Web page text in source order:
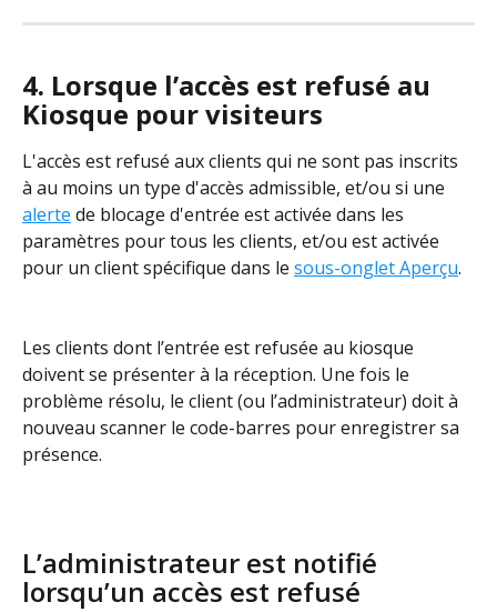
4. Lorsque l’accès est refusé au
Kiosque pour visiteurs
L'accès est refusé aux clients qui ne sont pas inscrits
à au moins un type d'accès admissible, et/ou si une
alerte de blocage d'entrée est activée dans les
paramètres pour tous les clients, et/ou est activée
pour un client spécifique dans le sous-onglet Aperçu.
Les clients dont l’entrée est refusée au kiosque
doivent se présenter à la réception. Une fois le
problème résolu, le client (ou l’administrateur) doit à
nouveau scanner le code-barres pour enregistrer sa
présence.
L’administrateur est notifié
lorsqu’un accès est refusé